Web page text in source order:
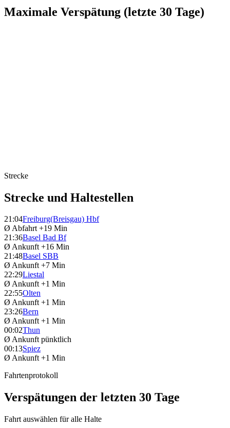
Maximale Verspätung (letzte 30 Tage)
Strecke
Strecke und Haltestellen
21:04Freiburg(Breisgau) Hbf
Ø Abfahrt +19 Min
21:36Basel Bad Bf
Ø Ankunft +16 Min
21:48Basel SBB
Ø Ankunft +7 Min
22:29Liestal
Ø Ankunft +1 Min
22:55Olten
Ø Ankunft +1 Min
23:26Bern
Ø Ankunft +1 Min
00:02Thun
Ø Ankunft pünktlich
00:13Spiez
Ø Ankunft +1 Min
Fahrtenprotokoll
Verspätungen der letzten 30 Tage
Fahrt auswählen für alle Halte